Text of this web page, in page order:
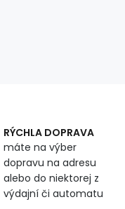
RÝCHLA DOPRAVA
máte na výber
dopravu na adresu
alebo do niektorej z
výdajní či automatu